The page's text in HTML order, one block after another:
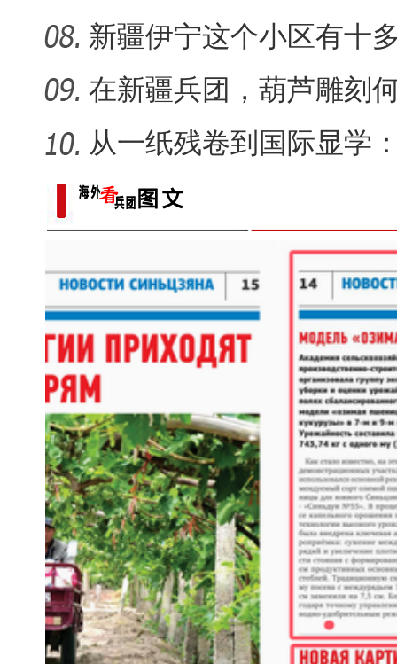
葬，系南
新疆伊宁这个小区有十
认“老迪”
在新疆兵团，葫芦雕刻
从一纸残卷到国际显学
出“冷门”